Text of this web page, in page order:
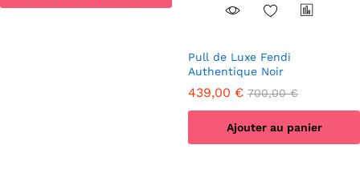
Pull de Luxe Fendi
Authentique Noir
439,00 € 700,00€
Ajouter au panier